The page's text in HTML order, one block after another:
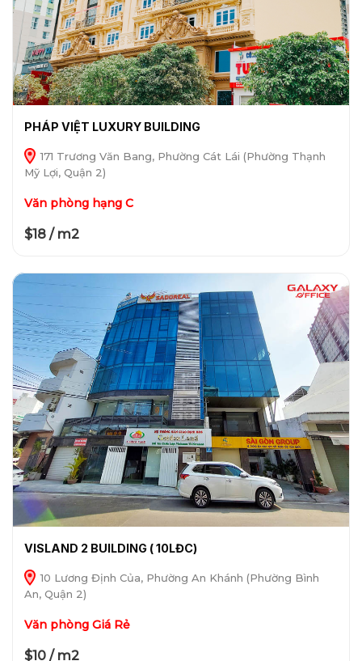
PHÁP VIỆT LUXURY BUILDING
171 Trương Văn Bang, Phường Cát Lái (Phường Thạnh
Mỹ Lợi, Quận 2)
Văn phòng hạng C
$18 / m2
VISLAND 2 BUILDING ( 10LĐC)
10 Lương Định Của, Phường An Khánh (Phường Bình
An, Quận 2)
Văn phòng Giá Rẻ
$10 / m2